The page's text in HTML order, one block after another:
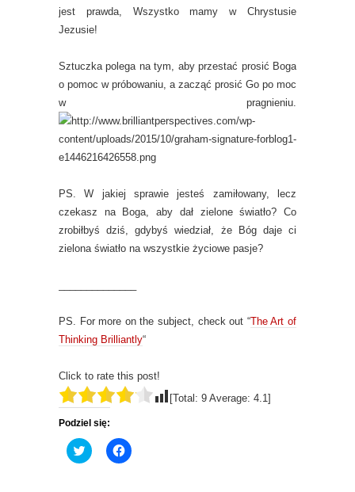
jest prawda, Wszystko mamy w Chrystusie
Jezusie!
Sztuczka polega na tym, aby przestać prosić Boga
o pomoc w próbowaniu, a zacząć prosić Go po moc
w pragnieniu.
PS. W jakiej sprawie jesteś zamiłowany, lecz
czekasz na Boga, aby dał zielone światło? Co
zrobiłbyś dziś, gdybyś wiedział, że Bóg daje ci
zielona światło na wszystkie życiowe pasje?
PS. For more on the subject, check out “The Art of
Thinking Brilliantly“
Click to rate this post!
[Total: 9 Average: 4.1]
Podziel się:
C
l
C
l